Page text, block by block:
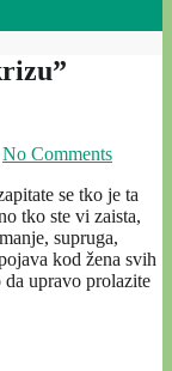
No Comments
se tko je ta
tko ste vi zaista,
supruga,
kod žena svih
upravo prolazite